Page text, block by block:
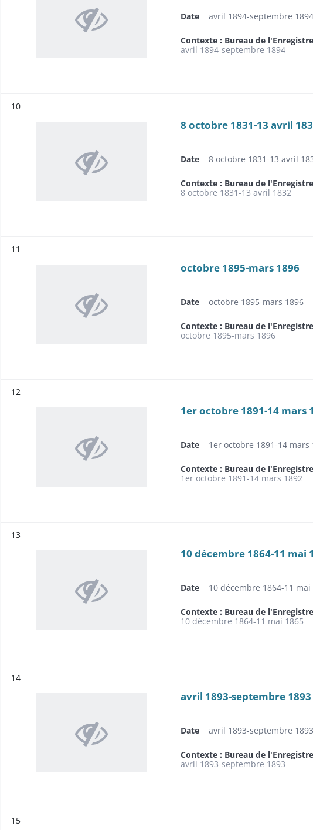
Date avril 1894-septembre 1894
Contexte : Bureau de
avril 1894-septembre 1894
10
8 octobre 1831-13 avril
Date 8 octobre 1831-13 avril
Contexte : Bureau de
8 octobre 1831-13 avril 1832
11
octobre 1895-mars 1896
Date octobre 1895-mars 1896
Contexte : Bureau de
octobre 1895-mars 1896
12
1er octobre 1891-14 mars
Date 1er octobre 1891-14 mars
Contexte : Bureau de
1er octobre 1891-14 mars 1892
13
10 décembre 1864-11 mai
Date 10 décembre 1864-11 mai
Contexte : Bureau de
10 décembre 1864-11 mai 1865
14
avril 1893-septembre 1893
Date avril 1893-septembre 1893
Contexte : Bureau de
avril 1893-septembre 1893
15